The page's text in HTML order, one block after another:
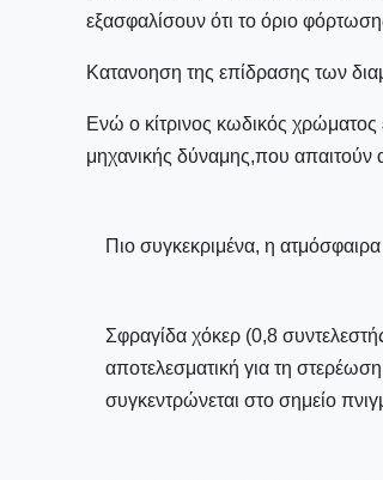
εξασφαλίσουν ότι το όριο
Κατανοηση της επίδρασης των
Ενώ ο κίτρινος κωδικός
μηχανικής δύναμης,που απαιτούν
Πιο συγκεκριμένα, η
Σφραγίδα χόκερ (0,8
αποτελεσματική για τη
συγκεντρώνεται στο σημείο